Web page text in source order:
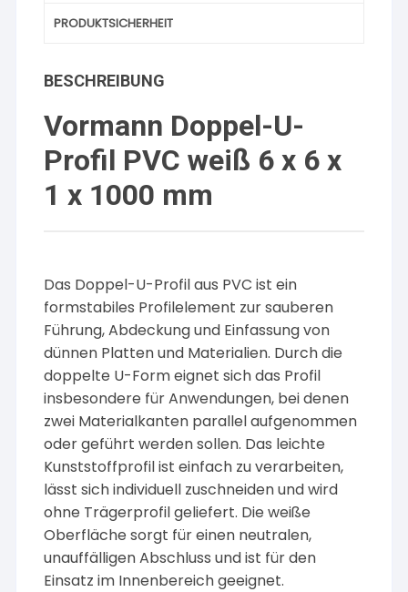
PRODUKTSICHERHEIT
BESCHREIBUNG
Vormann Doppel-U-
Profil PVC weiß 6 x 6 x
1 x 1000 mm
Das Doppel-U-Profil aus PVC ist ein
formstabiles Profilelement zur sauberen
Führung, Abdeckung und Einfassung von
dünnen Platten und Materialien. Durch die
doppelte U-Form eignet sich das Profil
insbesondere für Anwendungen, bei denen
zwei Materialkanten parallel aufgenommen
oder geführt werden sollen. Das leichte
Kunststoffprofil ist einfach zu verarbeiten,
lässt sich individuell zuschneiden und wird
ohne Trägerprofil geliefert. Die weiße
Oberfläche sorgt für einen neutralen,
unauffälligen Abschluss und ist für den
Einsatz im Innenbereich geeignet.